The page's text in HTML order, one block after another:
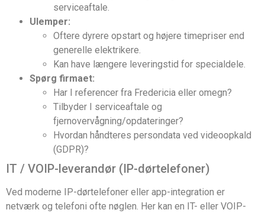
serviceaftale.
Ulemper:
Oftere dyrere opstart og højere timepriser end
generelle elektrikere.
Kan have længere leveringstid for specialdele.
Spørg firmaet:
Har I referencer fra Fredericia eller omegn?
Tilbyder I serviceaftale og
fjernovervågning/opdateringer?
Hvordan håndteres persondata ved videoopkald
(GDPR)?
IT / VOIP-leverandør (IP-dørtelefoner)
Ved moderne IP-dørtelefoner eller app-integration er
netværk og telefoni ofte nøglen. Her kan en IT- eller VOIP-